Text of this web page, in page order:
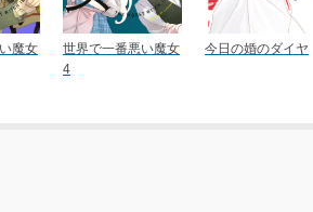
魔女
世界で一番悪い魔女
4
今日の婚のダイヤ